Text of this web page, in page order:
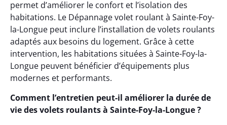
permet d’améliorer le confort et l’isolation des
habitations. Le Dépannage volet roulant à Sainte-Foy-
la-Longue peut inclure l’installation de volets roulants
adaptés aux besoins du logement. Grâce à cette
intervention, les habitations situées à Sainte-Foy-la-
Longue peuvent bénéficier d’équipements plus
modernes et performants.
Comment l’entretien peut-il améliorer la durée de
vie des volets roulants à Sainte-Foy-la-Longue ?